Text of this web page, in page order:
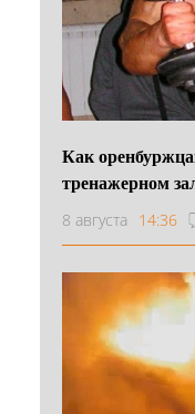
Как
тренажерном
8 августа 14:36